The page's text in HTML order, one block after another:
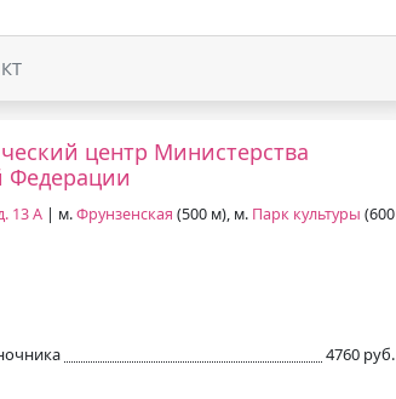
центр Министерства
Федерации
13 А | м.Фрунзенская (500 м), м. Парк культуры (600
4760 руб.